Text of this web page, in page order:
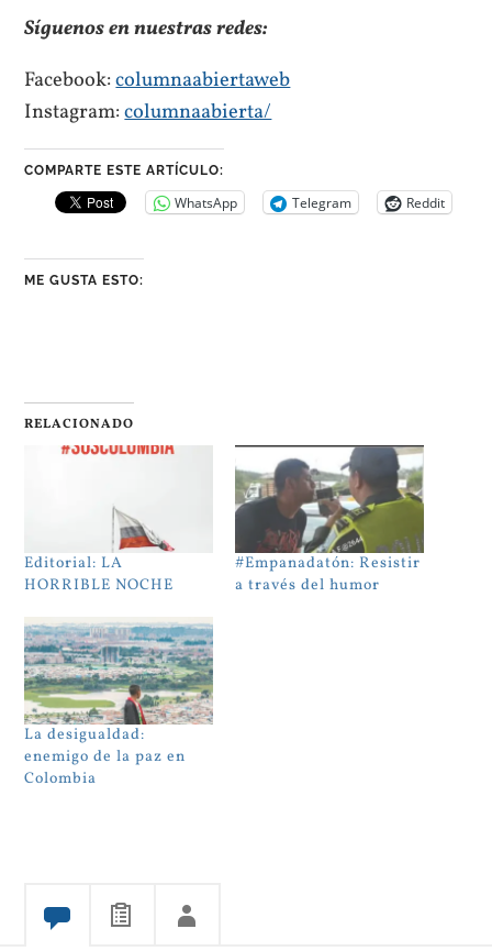
Síguenos en nuestras redes:
Facebook:columnaabiertaweb
Instagram:columnaabierta/
COMPARTE ESTE ARTÍCULO:
WhatsApp Telegram Reddit
ME GUSTA ESTO:
RELACIONADO
Editorial: LA
HORRIBLE NOCHE
#Empanadatón: Resistir
a través del humor
La desigualdad:
enemigo de la paz en
Colombia